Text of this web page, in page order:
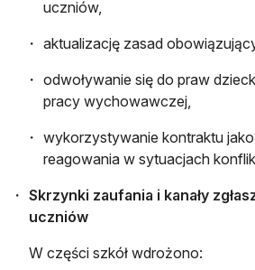
uczniów,
aktualizację zasad
odwoływanie się do praw
pracy wychowawczej,
wykorzystywanie kontraktu
reagowania w sytuacjach
Skrzynki zaufania i kanały
uczniów
W części szkół wdrożono: